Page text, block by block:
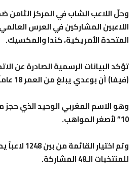
وحلّ اللاعب الشاب في المركز الثامن
اللاعبين المشاركين في العرس
المتحدة الأمريكية، كندا والمكسيك.
تؤكد البيانات الرسمية الصادرة عن
(فيفا) أن بوعدي يبلغ من العمر 18 عاماً و252 يوماً.
وهو الاسم المغربي الوحيد الذي حجز
10” لأصغر المواهب.
وتم اختيار
للمنتخبات الـ48 المشاركة.